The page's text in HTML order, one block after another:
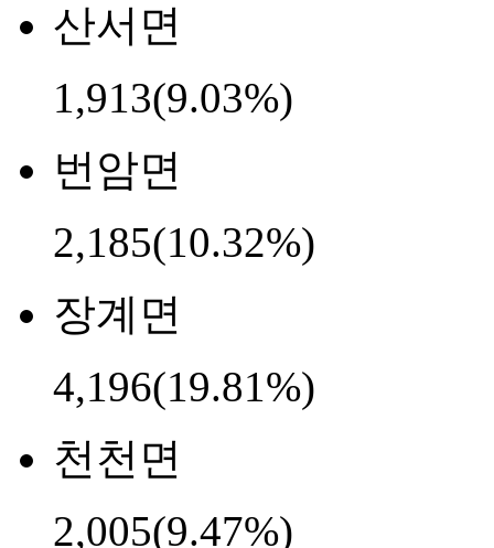
산서면
1,913(9.03%)
번암면
2,185(10.32%)
장계면
4,196(19.81%)
천천면
2,005(9.47%)